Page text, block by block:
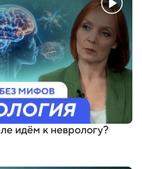
идём к неврологу?